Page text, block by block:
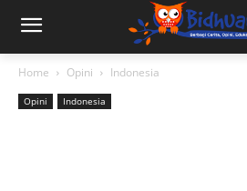
Home Opini Indonesia
Opini Indonesia